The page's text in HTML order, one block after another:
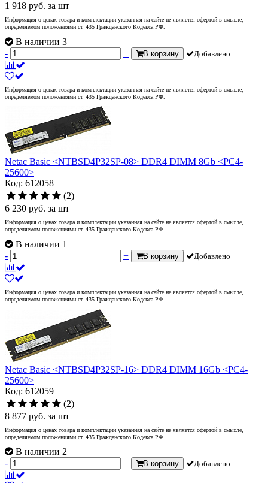
1 918 руб. за шт
Информация о ценах товара и комплектации указанная на сайте не является офертой в смысле,
определяемом положениями ст. 435 Гражданского Кодекса РФ.
В наличии 3
-
+ В корзину Добавлено
Информация о ценах товара и комплектации указанная на сайте не является офертой в смысле,
определяемом положениями ст. 435 Гражданского Кодекса РФ.
Netac Basic <NTBSD4P32SP-08> DDR4 DIMM 8Gb <PC4-
25600>
Код: 612058
(2)
6 230 руб. за шт
Информация о ценах товара и комплектации указанная на сайте не является офертой в смысле,
определяемом положениями ст. 435 Гражданского Кодекса РФ.
В наличии 1
-
+ В корзину Добавлено
Информация о ценах товара и комплектации указанная на сайте не является офертой в смысле,
определяемом положениями ст. 435 Гражданского Кодекса РФ.
Netac Basic <NTBSD4P32SP-16> DDR4 DIMM 16Gb <PC4-
25600>
Код: 612059
(2)
8 877 руб. за шт
Информация о ценах товара и комплектации указанная на сайте не является офертой в смысле,
определяемом положениями ст. 435 Гражданского Кодекса РФ.
В наличии 2
-
+ В корзину Добавлено